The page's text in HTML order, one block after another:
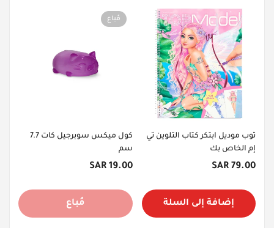
توب موديل ابتكر كتاب التلوين تي
إم الخاص بك
السعر
79.00 SAR
إضافة إلى السلة
مُباع
كول ميكس سوبرجيل كات 7.7
سم
السعر
19.00 SAR
مُباع